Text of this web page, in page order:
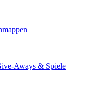
Aways & Spiele